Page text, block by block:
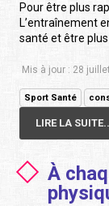
Pour être plus
L’entraînement
santé et être
Mis à jour : 28
Sport Santé
LIRE LA
À